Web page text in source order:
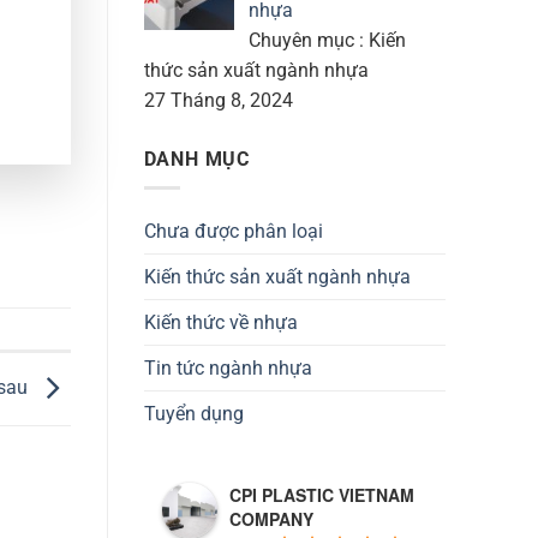
nhựa
Chuyên mục : Kiến
thức sản xuất ngành nhựa
27 Tháng 8, 2024
DANH MỤC
Chưa được phân loại
Kiến thức sản xuất ngành nhựa
Kiến thức về nhựa
Tin tức ngành nhựa
Tuyển dụng
CPI PLASTIC VIETNAM
COMPANY